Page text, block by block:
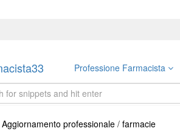
Professione Farmacista
Aggiornamento professionale / farmacie